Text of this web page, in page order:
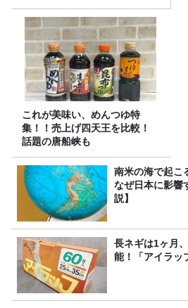
～ごきげんよう、ルンルン
～』8/9（日）16時放送
これが美味い、めんつゆ特
集！！売上げ四天王を比較！
話題の唐船峡も
南米の海で起こ
なぜ日本に影響
説】
長ネギは1ヶ月
能！「アイラッ